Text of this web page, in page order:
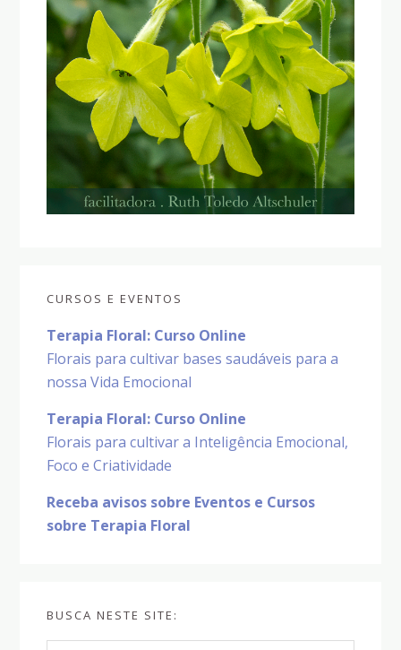
CURSOS E EVENTOS
Terapia Floral: Curso Online
Florais para cultivar bases saudáveis para a
nossa Vida Emocional
Terapia Floral: Curso Online
Florais para cultivar a Inteligência Emocional,
Foco e Criatividade
Receba avisos sobre Eventos e Cursos
sobre Terapia Floral
BUSCA NESTE SITE: